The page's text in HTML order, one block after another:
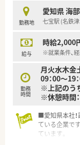
勤務地
愛知県 海
七宝駅 (名鉄
給与
時給2,000
※就業条件、
勤務
時間
月火水木金
09：00～19
※上記のう
※休憩時間
■愛知県本社
ている企業で
ています。